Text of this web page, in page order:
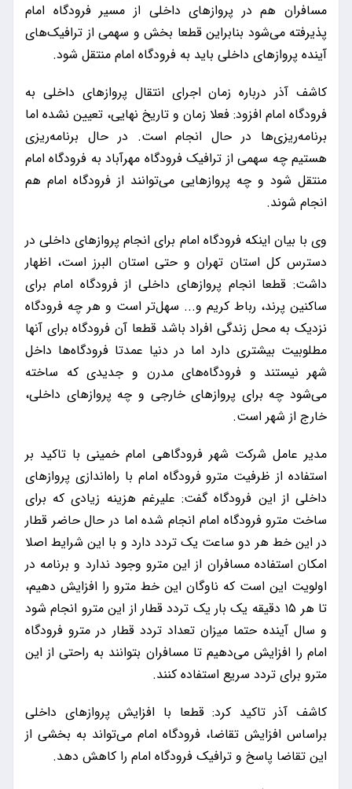
مسافران هم در پروازهای داخلی از مسیر فرودگاه امام
پذیرفته می‌شود بنابراین قطعا بخش و سهمی از ترافیک‌های
آینده پروازهای داخلی باید به فرودگاه امام منتقل شود.
کاشف آذر درباره زمان اجرای انتقال پروازهای داخلی به
فرودگاه امام افزود: فعلا زمان و تاریخ نهایی، تعیین نشده اما
برنامه‌ریزی‌ها در حال انجام است. در حال برنامه‌ریزی
هستیم چه سهمی از ترافیک فرودگاه مهرآباد به فرودگاه امام
منتقل شود و چه پروازهایی می‌توانند از فرودگاه امام هم
انجام شوند.
وی با بیان اینکه فرودگاه امام برای انجام پروازهای داخلی در
دسترس کل استان تهران و حتی استان البرز است، اظهار
داشت: قطعا انجام پروازهای داخلی از فرودگاه امام برای
ساکنین پرند، رباط کریم و‌... سهل‌تر است و هر چه فرودگاه
نزدیک به محل زندگی افراد باشد قطعا آن فرودگاه برای آنها
مطلوبیت بیشتری دارد اما در دنیا عمدتا فرودگاه‌ها داخل
شهر نیستند و فرودگاه‌های مدرن و جدیدی که ساخته
می‌شود چه برای پرواز‌های خارجی و چه پروازهای داخلی،
خارج از شهر است.
مدیر عامل شرکت شهر فرودگاهی امام خمینی با تاکید بر
استفاده از ظرفیت مترو فرودگاه امام با راه‌اندازی پروازهای
داخلی از این فرودگاه گفت: علیرغم هزینه زیادی که برای
ساخت مترو فرودگاه امام انجام شده اما در حال حاضر قطار
در این خط هر دو ساعت یک تردد دارد و با این شرایط اصلا
امکان استفاده مسافران از این مترو وجود ندارد و برنامه در
اولویت این است که ناوگان این خط مترو را افزایش دهیم،
تا هر ١۵ دقیقه یک بار یک تردد قطار از این مترو انجام شود
و سال آینده حتما میزان تعداد تردد قطار در مترو فرودگاه
امام را افزایش می‌دهیم تا مسافران بتوانند به راحتی از این
مترو برای تردد سریع استفاده کنند.
کاشف آذر تاکید کرد: قطعا با افزایش پروازهای داخلی
براساس افزایش تقاضا، فرودگاه امام می‌تواند به بخشی از
این تقاضا پاسخ و ترافیک فرودگاه امام را کاهش دهد.